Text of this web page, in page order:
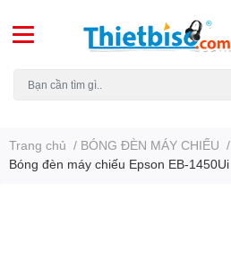
Trang chủ / BÓNG ĐÈN MÁY CHIẾU /
Bóng đèn máy chiếu Epson EB-1450Ui